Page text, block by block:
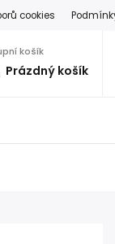
cookies
košík
Prázdný košík